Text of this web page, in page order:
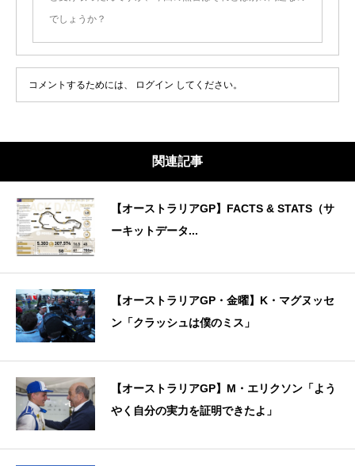
でしょうか？
コメントするためには、 ログイン してください。
関連記事
【オーストラリアGP】FACTS & STATS（サ
ーキットデータ...
【オーストラリアGP・金曜】K・マグヌッセ
ン「クラッシュは僕のミス」
【オーストラリアGP】M・エリクソン「よう
やく自分の実力を証明できたよ」